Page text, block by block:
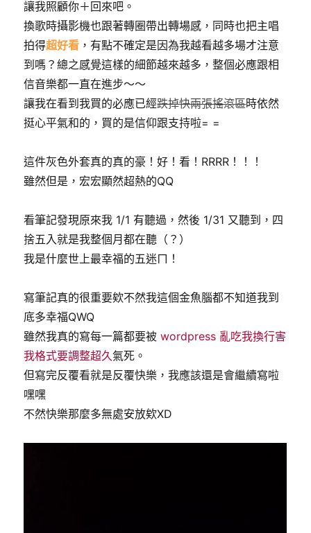
讓我照顧你＋回來吧。
換歌時攝影機也跟著轉圈帶出轉場感，同時也把主唱
拍得超好看 ，有點不確定是因為我越看越多場才注意
到嗎？總之感覺這樣的細節越來越多，整個必應跟相
信音樂都一直在進步～～
讓我在看到我買的必應已經跌掉快兩張搖滾區時依然
挺心平氣和的，買的是信仰跟支持啦= =
這件灰色外套真的真的豪！好！看！RRRR！！！
雖然但是，宏宏顯然超熱的QQ
看筆記發現原來我 1/1 有聽過，然後 1/31 又聽到，四
捨五入就是我整個月都在聽（？）
我是什麼世上最幸福的五迷ㄇ！
寫筆記真的很重要欸不然我這個金魚腦都不知道我到
底多幸福QWQ
雖然我真的寫每一篇都要被 wordpress 亂吃我換行害
我格式要調整超久氣死。
但寫完反覆看就是反覆快樂，我應該還是會繼續寫啦
嘿嘿
不然快樂那麼多無處安放欸XD